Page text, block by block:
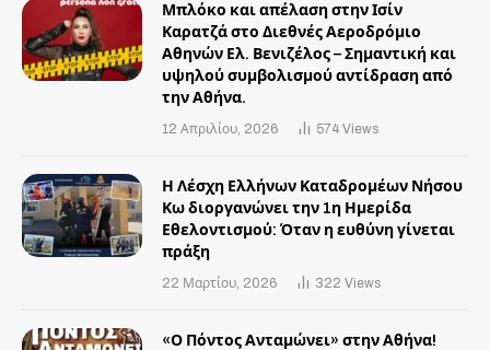
Μπλόκο και απέλαση στην Ισίν
Καρατζά στο Διεθνές Αεροδρόμιο
Αθηνών Ελ. Βενιζέλος – Σημαντική και
υψηλού συμβολισμού αντίδραση από
την Αθήνα.
12 Απριλίου, 2026 574 Views
Η Λέσχη Ελλήνων Καταδρομέων Νήσου
Κω διοργανώνει την 1η Ημερίδα
Εθελοντισμού: Όταν η ευθύνη γίνεται
πράξη
22 Μαρτίου, 2026 322 Views
«Ο Πόντος Ανταμώνει» στην Αθήνα!